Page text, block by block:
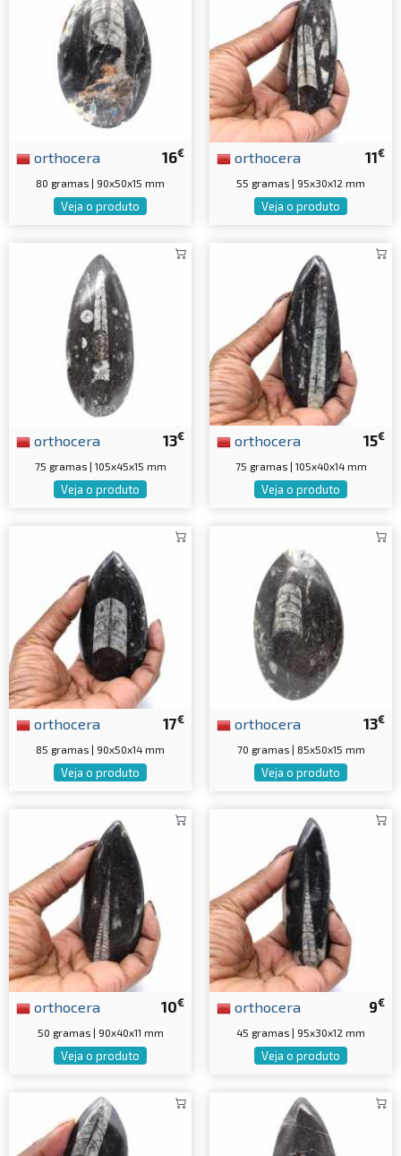
16€
orthocera
80 gramas | 90x50x15 mm
Veja o produto
11€
orthocera
55 gramas | 95x30x12 mm
Veja o produto
13€
orthocera
75 gramas | 105x45x15 mm
Veja o produto
15€
orthocera
75 gramas | 105x40x14 mm
Veja o produto
17€
orthocera
85 gramas | 90x50x14 mm
Veja o produto
13€
orthocera
70 gramas | 85x50x15 mm
Veja o produto
10€
orthocera
50 gramas | 90x40x11 mm
Veja o produto
9€
orthocera
45 gramas | 95x30x12 mm
Veja o produto